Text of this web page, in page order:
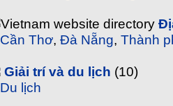
Cần Thơ, Đà Nẵng, Thành
Giải trí và du lịch (10)
Du lịch